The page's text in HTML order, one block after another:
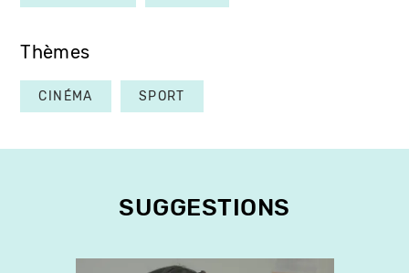
Thèmes
CINÉMA SPORT
SUGGESTIONS